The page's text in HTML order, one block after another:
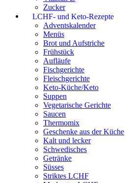
Zucker
LCHF- und Keto-Rezepte
Adventskalender
Menüs
Brot und Aufstriche
Frühstück
Aufläufe
Fischgerichte
Fleischgerichte
Keto-Küche/Keto
Suppen
Vegetarische Gerichte
Saucen
Thermomix
Geschenke aus der Küche
Kalt und lecker
Schwedisches
Getränke
Süsses
Striktes LCHF